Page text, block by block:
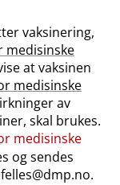
vaksinering,
medisinske
at vaksinen
medisinske
av
skal brukes.
medisinske
og sendes